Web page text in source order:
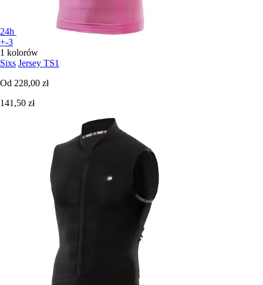
24h
+-3
1 kolorów
Sixs Jersey TS1
Od 228,00 zł
141,50 zł